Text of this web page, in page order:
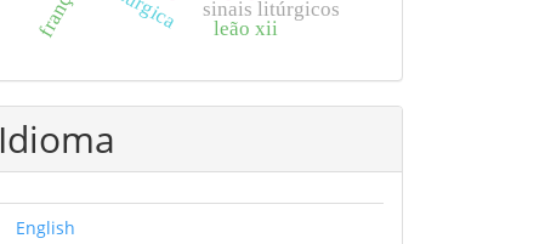
sinais litúrgicos
leão xii
Idioma
English